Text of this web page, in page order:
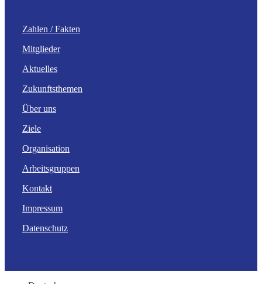
Zahlen / Fakten
Mitglieder
Aktuelles
Zukunftsthemen
Über uns
Ziele
Organisation
Arbeitsgruppen
Kontakt
Impressum
Datenschutz